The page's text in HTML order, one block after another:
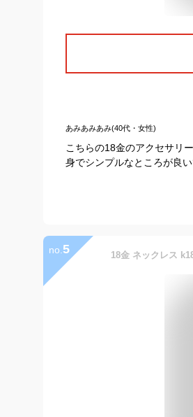
あみあみあみ(40代・女性)
こちらの18金のアクセサリ
身でシンプルなところが良
no. 5